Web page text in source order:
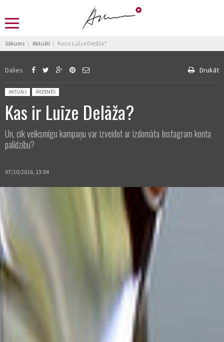
You are here:
Sākums Aktuāli Kas ir Luīze Delāža?
Dalies Drukāt
Posted in:
AKTUĀLI ĀRZEMĒS
Kas ir Luīze Delāža?
Un, cik veiksmīgu kampaņu var izveidot ar izdomāta Instagram konta
palīdzību?
07/10/2016, 13:04